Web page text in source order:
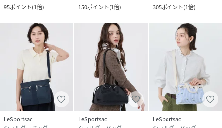
95ポイント(1倍)
150ポイント(1倍)
305ポイント(1倍)
LeSportsac
LeSportsac
LeSportsac